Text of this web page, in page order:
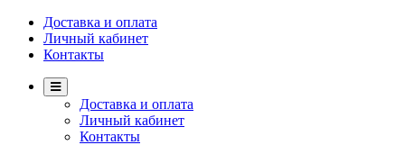
Доставка и оплата
Личный кабинет
Контакты
Доставка и оплата
Личный кабинет
Контакты